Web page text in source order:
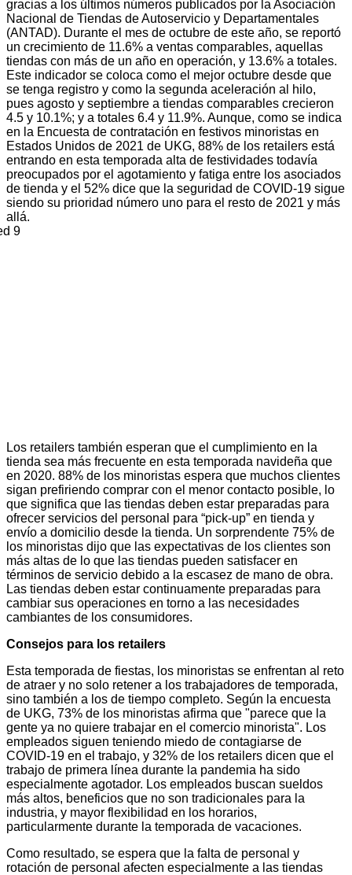
gracias a los últimos números publicados por la Asociación
Nacional de Tiendas de Autoservicio y Departamentales
(ANTAD). Durante el mes de octubre de este año, se reportó
un crecimiento de 11.6% a ventas comparables, aquellas
tiendas con más de un año en operación, y 13.6% a totales.
Este indicador se coloca como el mejor octubre desde que
se tenga registro y como la segunda aceleración al hilo,
pues agosto y septiembre a tiendas comparables crecieron
4.5 y 10.1%; y a totales 6.4 y 11.9%. Aunque, como se indica
en la Encuesta de contratación en festivos minoristas en
Estados Unidos de 2021 de UKG, 88% de los retailers está
entrando en esta temporada alta de festividades todavía
preocupados por el agotamiento y fatiga entre los asociados
de tienda y el 52% dice que la seguridad de COVID-19 sigue
siendo su prioridad número uno para el resto de 2021 y más
allá.
Los retailers también esperan que el cumplimiento en la
tienda sea más frecuente en esta temporada navideña que
en 2020. 88% de los minoristas espera que muchos clientes
sigan prefiriendo comprar con el menor contacto posible, lo
que significa que las tiendas deben estar preparadas para
ofrecer servicios del personal para “pick-up” en tienda y
envío a domicilio desde la tienda. Un sorprendente 75% de
los minoristas dijo que las expectativas de los clientes son
más altas de lo que las tiendas pueden satisfacer en
términos de servicio debido a la escasez de mano de obra.
Las tiendas deben estar continuamente preparadas para
cambiar sus operaciones en torno a las necesidades
cambiantes de los consumidores.
Consejos para los retailers
Esta temporada de fiestas, los minoristas se enfrentan al reto
de atraer y no solo retener a los trabajadores de temporada,
sino también a los de tiempo completo. Según la encuesta
de UKG, 73% de los minoristas afirma que "parece que la
gente ya no quiere trabajar en el comercio minorista". Los
empleados siguen teniendo miedo de contagiarse de
COVID-19 en el trabajo, y 32% de los retailers dicen que el
trabajo de primera línea durante la pandemia ha sido
especialmente agotador. Los empleados buscan sueldos
más altos, beneficios que no son tradicionales para la
industria, y mayor flexibilidad en los horarios,
particularmente durante la temporada de vacaciones.
Como resultado, se espera que la falta de personal y
rotación de personal afecten especialmente a las tiendas